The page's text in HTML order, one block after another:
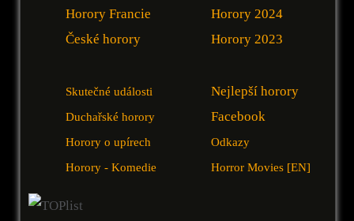
Horory Francie
České horory
Horory 2024
Horory 2023
Skutečné události
Duchařské horory
Horory o upírech
Horory - Komedie
Nejlepší horory
Facebook
Odkazy
Horror Movies [EN]